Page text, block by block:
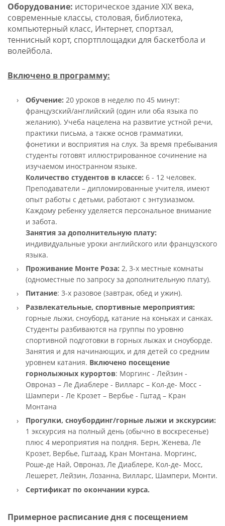
Оборудование: историческое здание XIX века,
современные классы, столовая, библиотека,
компьютерный класс, Интернет, спортзал,
теннисный корт, спортплощадки для баскетбола и
волейбола.
Включено в программу:
Обучение: 20 уроков в неделю по 45 минут:
французский/английский (один или оба языка по
желанию). Учеба нацелена на развитие устной речи,
практики письма, а также основ грамматики,
фонетики и восприятия на слух. За время пребывания
студенты готовят иллюстрированное сочинение на
изучаемом иностранном языке.
Количество студентов в классе: 6 - 12 человек.
Преподаватели – дипломированные учителя, имеют
опыт работы с детьми, работают с энтузиазмом.
Каждому ребенку уделяется персональное внимание
и забота.
Занятия за дополнительную плату:
индивидуальные уроки английского или французского
языка.
Проживание Монте Роза: 2, 3-х местные комнаты
(одноместные по запросу за дополнительную плату).
Питание: 3-х разовое (завтрак, обед и ужин).
Развлекательные, спортивные мероприятия:
горные лыжи, сноуборд, катание на коньках и санках.
Студенты разбиваются на группы по уровню
спортивной подготовки в горных лыжах и сноуборде.
Занятия и для начинающих, и для детей со средним
уровнем катания. Включено посещение
горнолыжных курортов: Моргинс - Лейзин -
Овроназ – Ле Диаблере - Вилларс – Кол-де- Мосс -
Шампери - Ле Крозет – Вербье - Гштад – Кран
Монтана
Прогулки, сноубординг/горные лыжи и экскурсии:
1 экскурсия на полный день (обычно в воскресенье)
плюс 4 мероприятия на полдня. Берн, Женева, Ле
Крозет, Вербье, Гштаад, Кран Монтана. Моргинс,
Роше-де Най, Овроназ, Ле Диаблере, Кол-де- Мосс,
Лешерет, Лейзин, Лозанна, Вилларс, Шампери, Монти.
Сертификат по окончании курса.
Примерное расписание дня с посещением